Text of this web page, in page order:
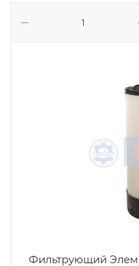
Фильтрующий